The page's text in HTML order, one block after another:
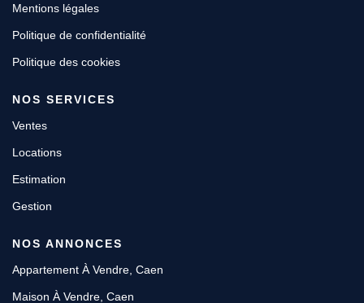
Mentions légales
Politique de confidentialité
Politique des cookies
NOS SERVICES
Ventes
Locations
Estimation
Gestion
NOS ANNONCES
Appartement À Vendre, Caen
Maison À Vendre, Caen